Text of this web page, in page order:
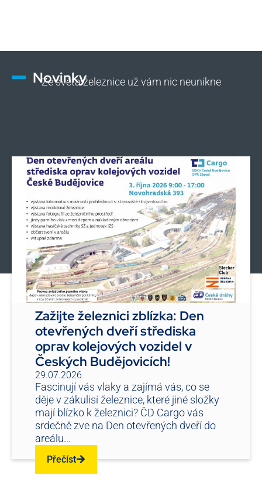
Novinky
Ze světa železnice už vám nic neunikne
Zažijte železnici zblízka: Den
otevřených dveří střediska
oprav kolejových vozidel v
Českých Budějovicích!
29.07.2026
Fascinují vás vlaky a zajímá vás, co se
děje v zákulisí železnice, které jiné složky
mají blízko k železnici? ČD Cargo vás
srdečně zve na Den otevřených dveří do
areálu...
Přečíst